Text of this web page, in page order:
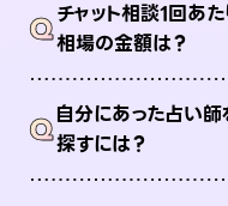
Qチャット相談1回あ
相場の金額は？
Q自分にあった占い師
探すには？